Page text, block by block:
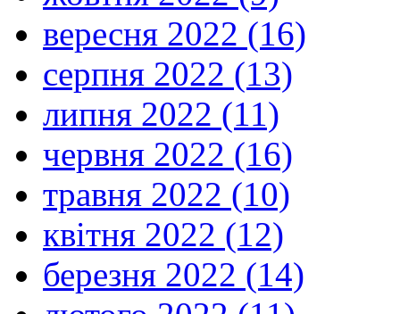
вересня 2022 (16)
серпня 2022 (13)
липня 2022 (11)
червня 2022 (16)
травня 2022 (10)
квітня 2022 (12)
березня 2022 (14)